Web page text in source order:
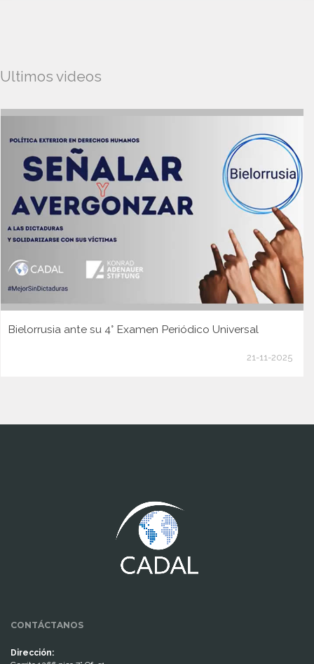
Ultimos videos
Bielorrusia ante su 4° Examen Periódico Universal
21-11-2025
CONTÁCTANOS
Dirección: